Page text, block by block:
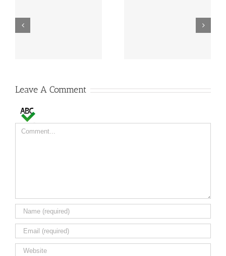
FAO: produção mundial
Leave A Comment
Comment